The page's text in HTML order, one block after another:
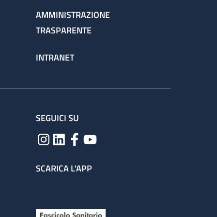
AMMINISTRAZIONE
TRASPARENTE
INTRANET
SEGUICI SU
SCARICA L'APP